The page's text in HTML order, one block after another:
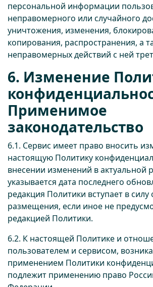
персональной информации
неправомерного или случайного
уничтожения, изменения,
копирования, распространения, а
неправомерных действий с ней
6. Изменение
Применимое
законодательство
6.1. Сервис имеет право вносить
настоящую Политику
внесении изменений в актуальной
указывается дата последнего
редакция Политики вступает в
размещения, если иное не
редакцией Политики.
6.2. К настоящей Политике и
пользователем и сервисом,
применением Политики
подлежит применению право